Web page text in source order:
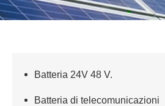
Batteria 24V 48 V.
Batteria di telecomunicazioni